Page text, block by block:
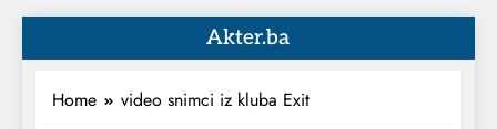
Akter.ba
Home video snimci iz kluba Exit